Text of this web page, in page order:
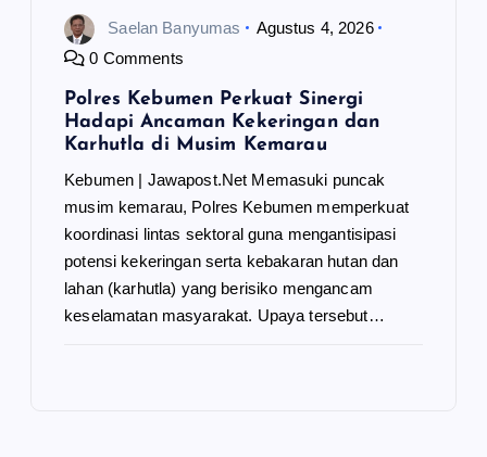
Saelan Banyumas
Agustus 4, 2026
0 Comments
Polres Kebumen Perkuat Sinergi
Hadapi Ancaman Kekeringan dan
Karhutla di Musim Kemarau
Kebumen | Jawapost.Net Memasuki puncak
musim kemarau, Polres Kebumen memperkuat
koordinasi lintas sektoral guna mengantisipasi
potensi kekeringan serta kebakaran hutan dan
lahan (karhutla) yang berisiko mengancam
keselamatan masyarakat. Upaya tersebut…